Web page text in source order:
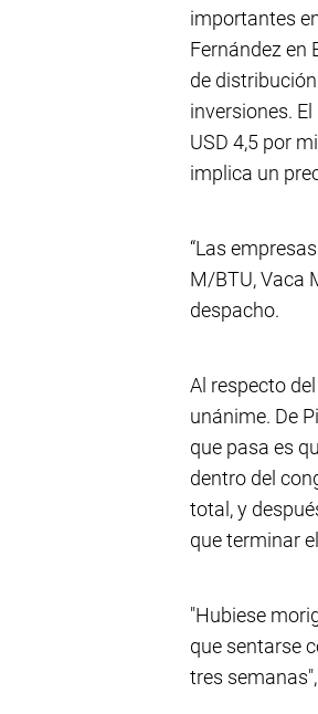
importantes
Fernández en
de
inversiones.
USD 4,5 por
implica un
“Las
M/BTU, Vaca
despacho.
Al respecto
unánime. De
que pasa es
dentro del
total, y
que terminar
"Hubiese
que sentarse
tres